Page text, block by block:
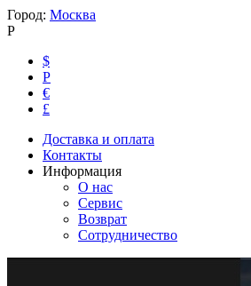
Город: Москва
Р
$
Р
€
£
Доставка и оплата
Контакты
Информация
О нас
Сервис
Возврат
Сотрудничество